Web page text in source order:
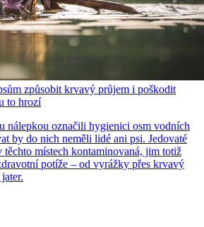
způsobit krvavý průjem i poškodit
to hrozí
nálepkou označili hygienici osm vodních
by do nich neměli lidé ani psi. Jedovaté
místech kontaminovaná, jim totiž
potíže – od vyrážky přes krvavý